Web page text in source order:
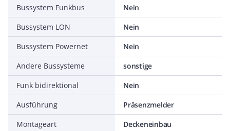
Bussystem Funkbus
Nein
Bussystem LON
Nein
Bussystem Powernet
Nein
Andere Bussysteme
sonstige
Funk bidirektional
Nein
Ausführung
Präsenzmelder
Montageart
Deckeneinbau